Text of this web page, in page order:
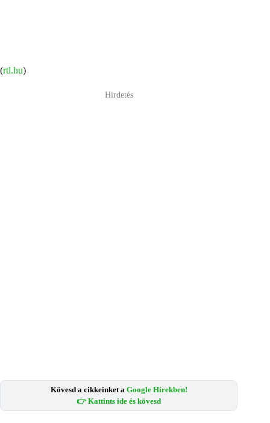
(rtl.hu)
Hirdetés
Kövesd a cikkeinket a Google Hírekben!
👉 Kattints ide és kövesd